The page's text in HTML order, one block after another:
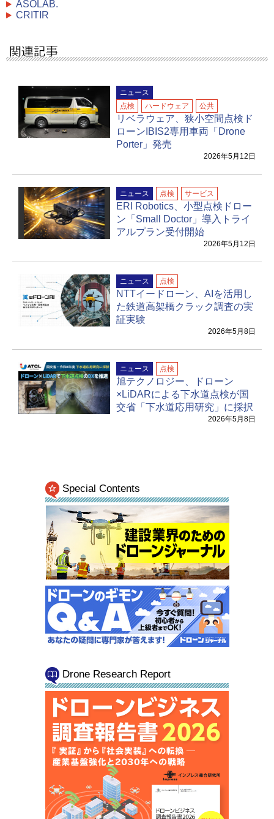
ASOLAB.
CRITIR
ニュース
点検
ハードウェア 公共
リベラウェア、狭小空間点検ド
ローンIBIS2専用車両「Drone
Porter」発売
2026年5月12日
ニュース 点検 サービス
ERI Robotics、⼩型点検ドロー
ン「Small Doctor」導⼊トライ
アルプラン受付開始
2026年5月12日
ニュース 点検
NTTイードローン、AIを活用し
た鉄道高架橋クラック調査の実
証実験
2026年5月8日
ニュース 点検
旭テクノロジー、ドローン
×LiDARによる下水道点検が国
交省「下水道応用研究」に採択
2026年5月8日
Special Contents
Drone Research Report